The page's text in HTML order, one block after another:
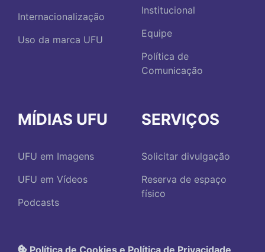
Internacionalização
Uso da marca UFU
Institucional
Equipe
Política de
Comunicação
MÍDIAS UFU
UFU em Imagens
UFU em Vídeos
Podcasts
SERVIÇOS
Solicitar divulgação
Reserva de espaço
físico
Política de Cookies e Política de Privacidade